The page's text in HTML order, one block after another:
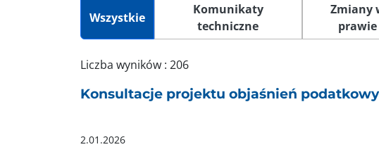
Wszystkie
Komunikaty
techniczne
Zmiany
prawie
Liczba wyników : 206
Konsultacje projektu objaśnień
2.01.2026